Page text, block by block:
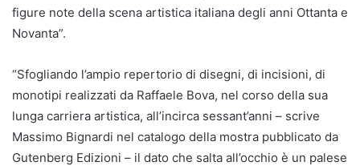
figure note della scena artistica italiana degli anni Ottanta e
Novanta”.
“Sfogliando l’ampio repertorio di disegni, di incisioni, di
monotipi realizzati da Raffaele Bova, nel corso della sua
lunga carriera artistica, all’incirca sessant’anni – scrive
Massimo Bignardi nel catalogo della mostra pubblicato da
Gutenberg Edizioni – il dato che salta all’occhio è un palese